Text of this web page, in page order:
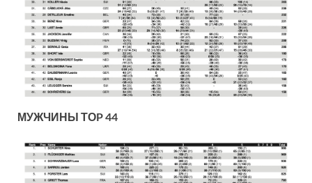
МУЖЧИНЫ ТОP 44